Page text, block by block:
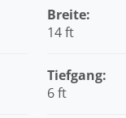
Breite:
14 ft
Tiefgang:
6 ft